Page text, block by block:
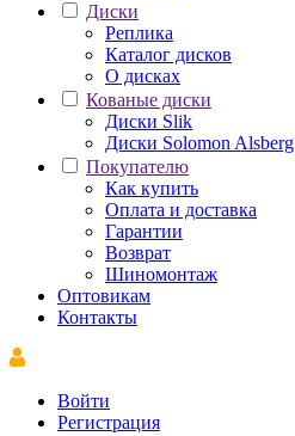
Диски
Реплика
Каталог дисков
О дисках
Кованые диски
Диски Slik
Диски Solomon Alsberg
Покупателю
Как купить
Оплата и доставка
Гарантии
Возврат
Шиномонтаж
Оптовикам
Контакты
Войти
Регистрация